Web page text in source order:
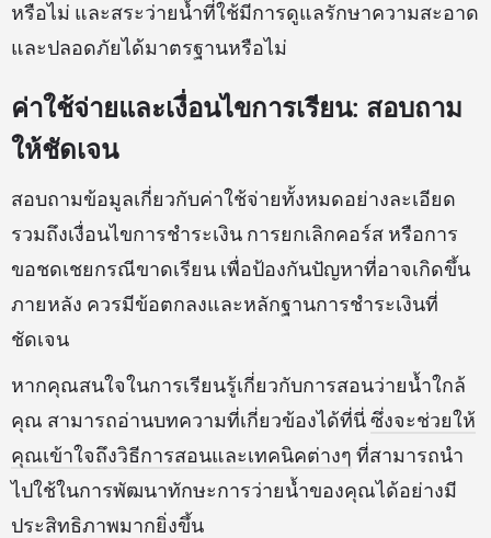
หรือไม่ และสระว่ายน้ำที่ใช้มีการดูแลรักษาความสะอาด
และปลอดภัยได้มาตรฐานหรือไม่
ค่าใช้จ่ายและเงื่อนไขการเรียน: สอบถาม
ให้ชัดเจน
สอบถามข้อมูลเกี่ยวกับค่าใช้จ่ายทั้งหมดอย่างละเอียด
รวมถึงเงื่อนไขการชำระเงิน การยกเลิกคอร์ส หรือการ
ขอชดเชยกรณีขาดเรียน เพื่อป้องกันปัญหาที่อาจเกิดขึ้น
ภายหลัง ควรมีข้อตกลงและหลักฐานการชำระเงินที่
ชัดเจน
หากคุณสนใจในการเรียนรู้เกี่ยวกับการสอนว่ายน้ำใกล้
คุณ สามารถอ่านบทความที่เกี่ยวข้องได้ที่นี่ซึ่งจะช่วยให้
คุณเข้าใจถึงวิธีการสอนและเทคนิคต่างๆ ที่สามารถนำ
ไปใช้ในการพัฒนาทักษะการว่ายน้ำของคุณได้อย่างมี
ประสิทธิภาพมากยิ่งขึ้น